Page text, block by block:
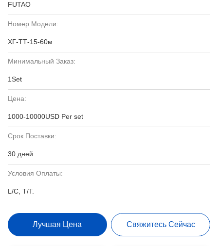
FUTAO
Номер Модели:
ХГ-ТТ-15-60м
Минимальный Заказ:
1Set
Цена:
1000-10000USD Per set
Срок Поставки:
30 дней
Условия Оплаты:
L/C, T/T.
Лучшая Цена Свяжитесь Сейчас